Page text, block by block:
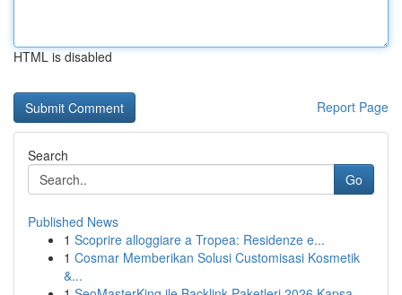
HTML is disabled
Report Page
Search
Go
Published News
1 Scoprire alloggiare a Tropea: Residenze e...
1 Cosmar Memberikan Solusi Customisasi Kosmetik
&...